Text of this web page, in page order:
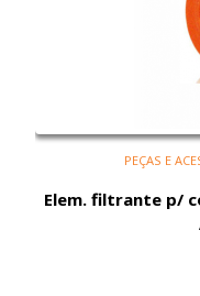
PEÇAS E
Elem. filtrante p/